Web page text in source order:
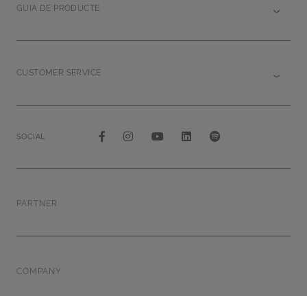
GUIA DE PRODUCTE
CUSTOMER SERVICE
SOCIAL
PARTNER
COMPANY